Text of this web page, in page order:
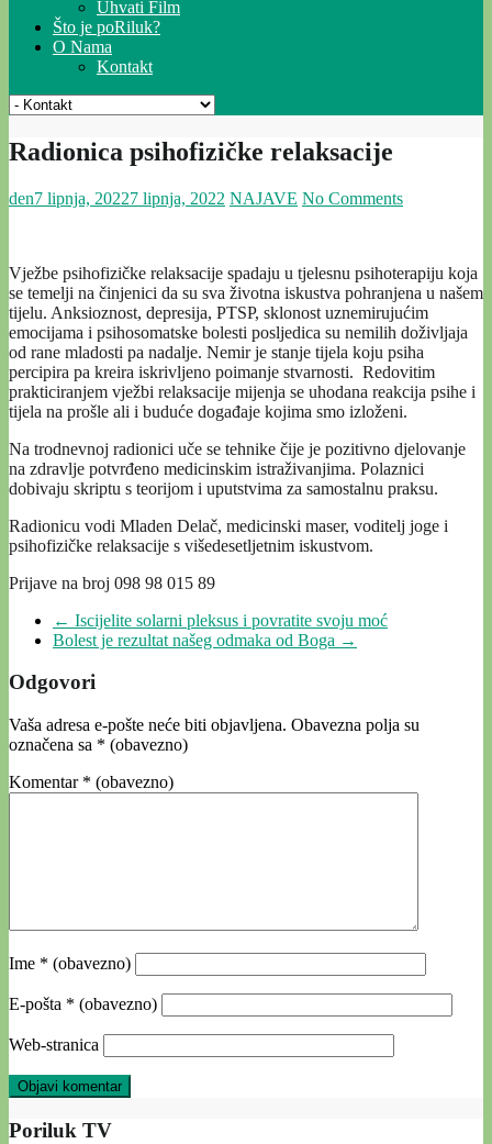
Uhvati Film
Što je poRiluk?
O Nama
Kontakt
Radionica psihofizičke relaksacije
den7 lipnja, 20227 lipnja, 2022 NAJAVE No Comments
Vježbe psihofizičke relaksacije spadaju u tjelesnu psihoterapiju koja
se temelji na činjenici da su sva životna iskustva pohranjena u našem
tijelu. Anksioznost, depresija, PTSP, sklonost uznemirujućim
emocijama i psihosomatske bolesti posljedica su nemilih doživljaja
od rane mladosti pa nadalje. Nemir je stanje tijela koju psiha
percipira pa kreira iskrivljeno poimanje stvarnosti. Redovitim
prakticiranjem vježbi relaksacije mijenja se uhodana reakcija psihe i
tijela na prošle ali i buduće događaje kojima smo izloženi.
Na trodnevnoj radionici uče se tehnike čije je pozitivno djelovanje
na zdravlje potvrđeno medicinskim istraživanjima. Polaznici
dobivaju skriptu s teorijom i uputstvima za samostalnu praksu.
Radionicu vodi Mladen Delač, medicinski maser, voditelj joge i
psihofizičke relaksacije s višedesetljetnim iskustvom.
Prijave na broj 098 98 015 89
← Iscijelite solarni pleksus i povratite svoju moć
Bolest je rezultat našeg odmaka od Boga →
Odgovori
Vaša adresa e-pošte neće biti objavljena. Obavezna polja su
označena sa * (obavezno)
Komentar * (obavezno)
Ime * (obavezno)
E-pošta * (obavezno)
Web-stranica
Poriluk TV